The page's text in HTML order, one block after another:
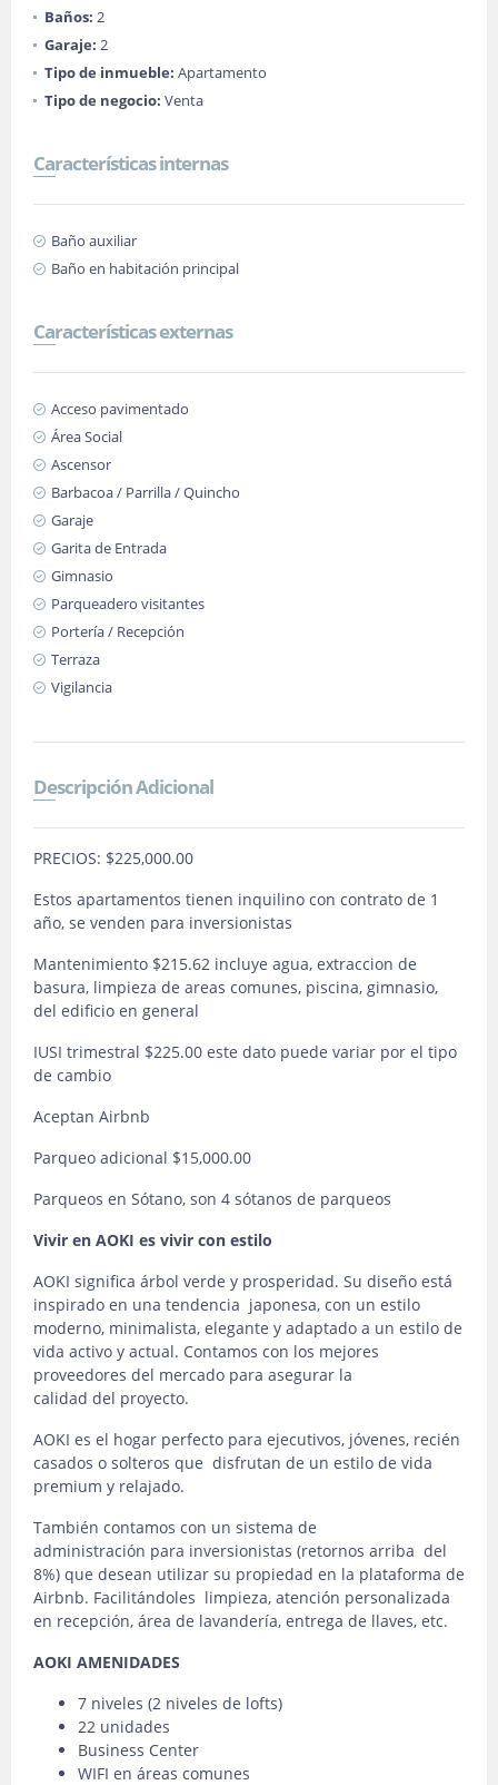
Baños: 2
Garaje: 2
Tipo de inmueble: Apartamento
Tipo de negocio: Venta
Características internas
Baño auxiliar
Baño en habitación principal
Características externas
Acceso pavimentado
Área Social
Ascensor
Barbacoa / Parrilla / Quincho
Garaje
Garita de Entrada
Gimnasio
Parqueadero visitantes
Portería / Recepción
Terraza
Vigilancia
Descripción Adicional
PRECIOS: $225,000.00
Estos apartamentos tienen inquilino con contrato de 1
año, se venden para inversionistas
Mantenimiento $215.62 incluye agua, extraccion de
basura, limpieza de areas comunes, piscina, gimnasio,
del edificio en general
IUSI trimestral $225.00 este dato puede variar por el tipo
de cambio
Aceptan Airbnb
Parqueo adicional $15,000.00
Parqueos en Sótano, son 4 sótanos de parqueos
Vivir en AOKI es vivir con estilo
AOKI significa árbol verde y prosperidad. Su diseño está
inspirado en una tendencia japonesa, con un estilo
moderno, minimalista, elegante y adaptado a un estilo de
vida activo y actual. Contamos con los mejores
proveedores del mercado para asegurar la
calidad del proyecto.
AOKI es el hogar perfecto para ejecutivos, jóvenes, recién
casados o solteros que disfrutan de un estilo de vida
premium y relajado.
También contamos con un sistema de
administración para inversionistas (retornos arriba del
8%) que desean utilizar su propiedad en la plataforma de
Airbnb. Facilitándoles limpieza, atención personalizada
en recepción, área de lavandería, entrega de llaves, etc.
AOKI AMENIDADES
7 niveles (2 niveles de lofts)
22 unidades
Business Center
WIFI en áreas comunes